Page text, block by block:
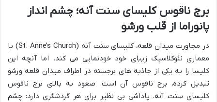
برج ناقوس کلیسای سنت آنه؛ چشم انداز
پانوراما از قلب ورشو
در مجاورت میدان قلعه، کلیسای سنت آنه (St. Anne’s Church) با
معماری نئوکلاسیک زیبای خود خودنمایی می کند. اما آنچه این
کلیسا را به یکی از جاذبه های برجسته در اطراف میدان قلعه ورشو
تبدیل کرده، برج ناقوس آن است. صعود به بالای برج ناقوس
کلیسای سنت آنه، پاداشی بی نظیر برای هر گردشگری دارد: چشم